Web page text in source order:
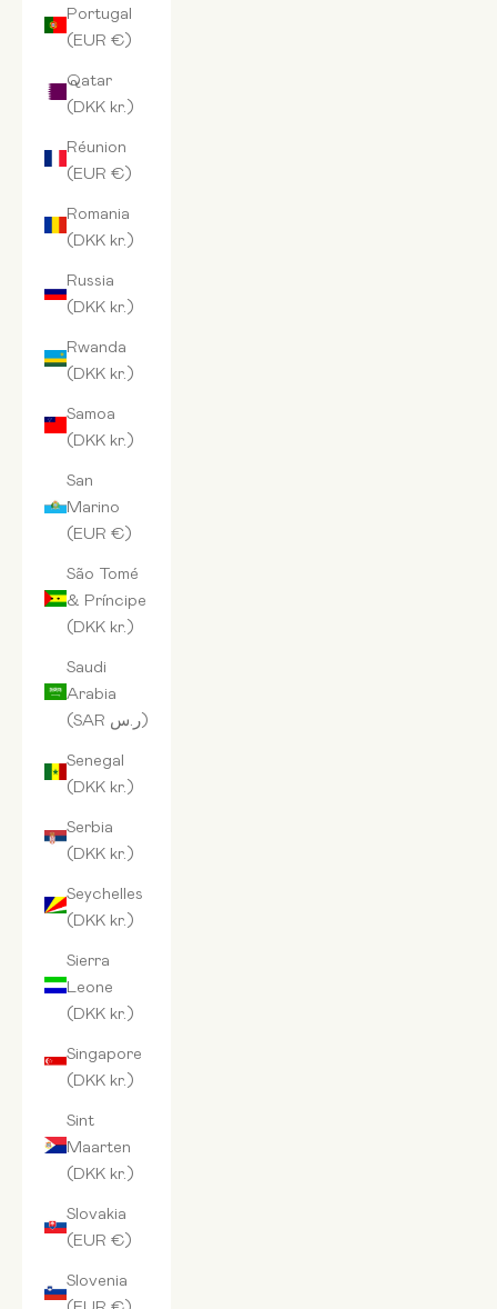
Portugal
(EUR €)
Qatar
(DKK kr.)
Réunion
(EUR €)
Romania
(DKK kr.)
Russia
(DKK kr.)
Rwanda
(DKK kr.)
Samoa
(DKK kr.)
San
Marino
(EUR €)
São Tomé
& Príncipe
(DKK kr.)
Saudi
Arabia
(SAR ر.س)
Senegal
(DKK kr.)
Serbia
(DKK kr.)
Seychelles
(DKK kr.)
Sierra
Leone
(DKK kr.)
Singapore
(DKK kr.)
Sint
Maarten
(DKK kr.)
Slovakia
(EUR €)
Slovenia